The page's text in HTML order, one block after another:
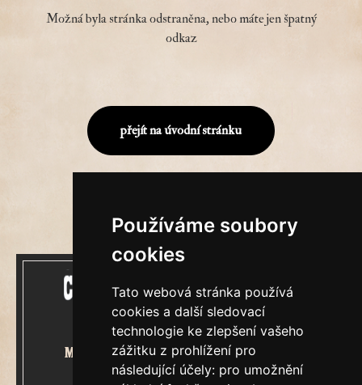
Používáme soubory
cookies
Tato webová stránka používá
cookies a další sledovací
technologie ke zlepšení vašeho
zážitku z prohlížení pro
následující účely: pro umožnění
Možná byla stránka odstraněna, nebo máte jen špatný
odkaz
přejít na úvodní stránku
Mecenášem Cimrmanova Zpravodaje
je společnost